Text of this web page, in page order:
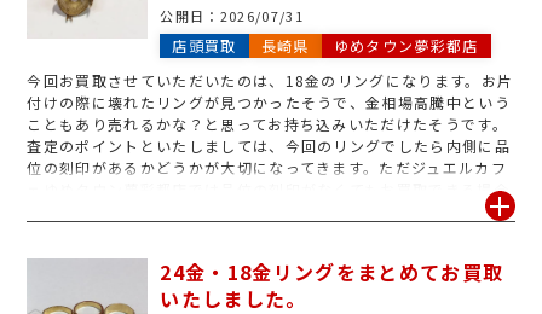
公開日： 2026/07/31
店頭買取 長崎県
ゆめタウン夢彩都店
今回お買取させていただいたのは、18金のリングになります。お片
付けの際に壊れたリングが見つかったそうで、金相場高騰中という
こともあり売れるかな？と思ってお持ち込みいただけたそうです。
査定のポイントといたしましては、今回のリングでしたら内側に品
位の刻印があるかどうかが大切になってきます。ただジュエルカフ
ェゆめタウン夢彩都店では品位の刻印がなくてもお買取できる場合
もございますので気になるものがあればぜひお持ち込みください。
スなど金・プラチナであればお買取可能です!使用されないアクセサ
リーなどございましたらぜひお待ち込みください♪
24金・18金リングをまとめてお買取
いたしました。